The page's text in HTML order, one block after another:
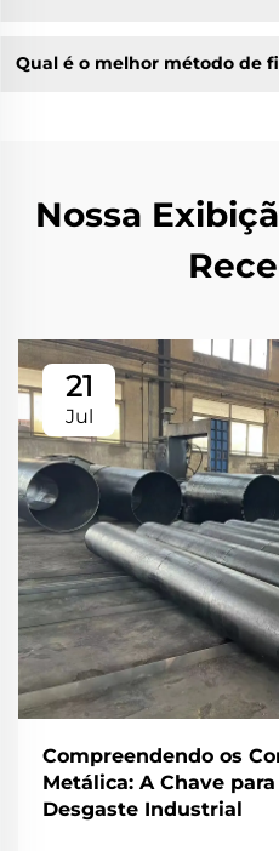
Qual é o melhor método de
Nossa
21
Jul
Compreendendo os
Metálica: A Chave
Desgaste Industrial